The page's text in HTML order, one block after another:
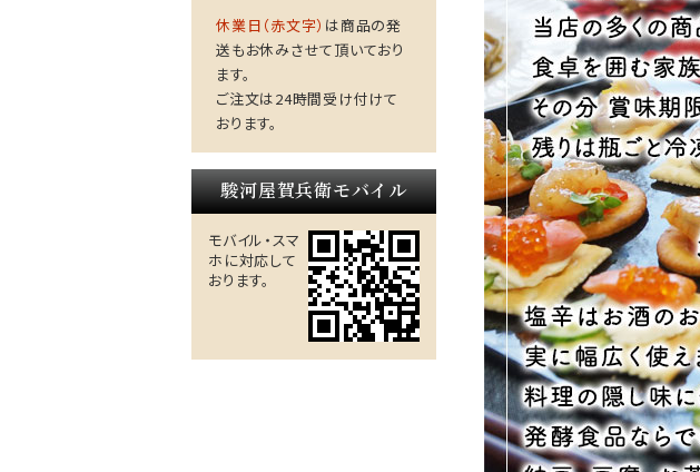
休業日（赤文字） は商品の発
送もお休みさせて頂いており
ます。
ご注文は24時間受け付けて
おります。
駿河屋賀兵衛モバイル
モバイル・スマ
ホに対応して
おります。